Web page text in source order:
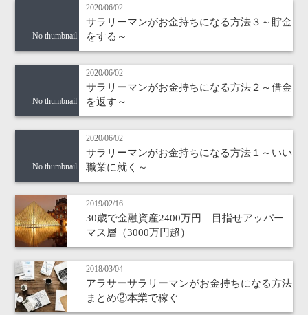
No thumbnail
2020/06/02
サラリーマンがお金持ちになる方法３～貯金
をする～
No thumbnail
2020/06/02
サラリーマンがお金持ちになる方法２～借金
を返す～
No thumbnail
2020/06/02
サラリーマンがお金持ちになる方法１～いい
職業に就く～
2019/02/16
30歳で金融資産2400万円 目指せアッパー
マス層（3000万円超）
2018/03/04
アラサーサラリーマンがお金持ちになる方法
まとめ②本業で稼ぐ